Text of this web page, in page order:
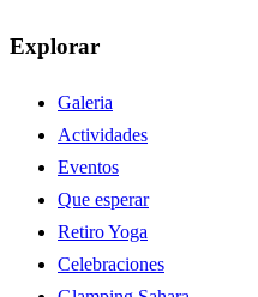
Explorar
Galeria
Actividades
Eventos
Que esperar
Retiro Yoga
Celebraciones